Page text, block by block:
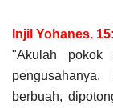
Injil Yohanes.
"Akulah pokok
berbuah,